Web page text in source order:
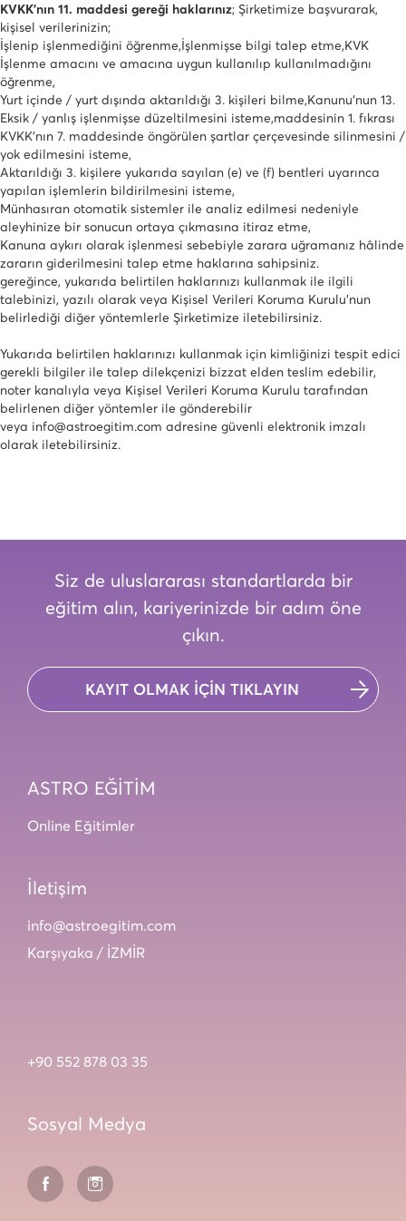
KVKK’nın 11. maddesi gereği haklarınız; Şirketimize başvurarak,
kişisel verilerinizin;
İşlenip işlenmediğini öğrenme,İşlenmişse bilgi talep etme,
İşlenme amacını ve amacına uygun kullanılıp kullanılmadığını
öğrenme,
Yurt içinde / yurt dışında aktarıldığı 3. kişileri bilme,
Eksik / yanlış işlenmişse düzeltilmesini isteme,
KVKK’nın 7. maddesinde öngörülen şartlar çerçevesinde silinmesini /
yok edilmesini isteme,
Aktarıldığı 3. kişilere yukarıda sayılan (e) ve (f) bentleri uyarınca
yapılan işlemlerin bildirilmesini isteme,
Münhasıran otomatik sistemler ile analiz edilmesi nedeniyle
aleyhinize bir sonucun ortaya çıkmasına itiraz etme,
Kanuna aykırı olarak işlenmesi sebebiyle zarara uğramanız hâlinde
zararın giderilmesini talep etme haklarına sahipsiniz.
KVK
Kanunu’nun 13.
maddesinin 1. fıkrası
gereğince, yukarıda belirtilen haklarınızı kullanmak ile ilgili
talebinizi, yazılı olarak veya Kişisel Verileri Koruma Kurulu’nun
belirlediği diğer yöntemlerle Şirketimize iletebilirsiniz.
Yukarıda belirtilen haklarınızı kullanmak için kimliğinizi tespit edici
gerekli bilgiler ile talep dilekçenizi bizzat elden teslim edebilir,
noter kanalıyla veya Kişisel Verileri Koruma Kurulu tarafından
belirlenen diğer yöntemler ile gönderebilir
veya info@astroegitim.com adresine güvenli elektronik imzalı
olarak iletebilirsiniz.
Siz de uluslararası standartlarda bir
eğitim alın, kariyerinizde bir adım öne
çıkın.
KAYIT OLMAK İÇİN TIKLAYIN
ASTRO EĞİTİM
Online Eğitimler
İletişim
info@astroegitim.com
Karşıyaka / İZMİR
+90 552 878 03 35
Sosyal Medya